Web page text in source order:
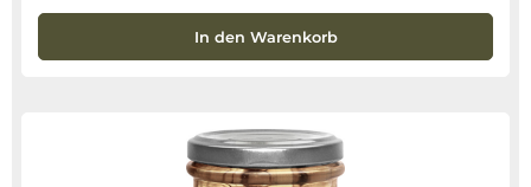
In den Warenkorb